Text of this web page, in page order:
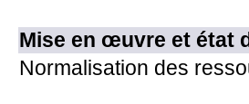
Mise en œuvre et état
Normalisation des